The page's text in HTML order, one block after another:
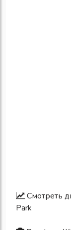
Смотреть
Park